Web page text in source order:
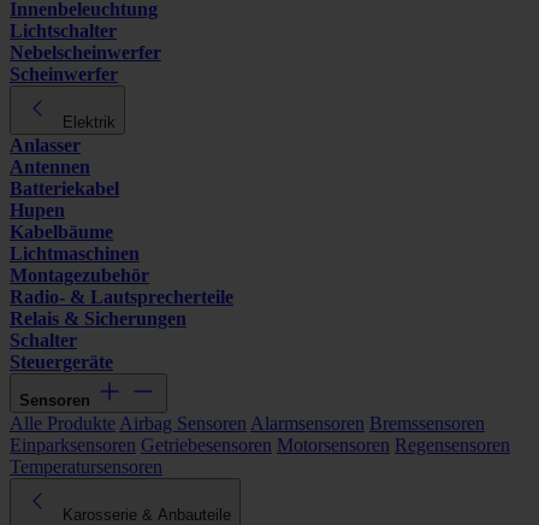
Innenbeleuchtung
Lichtschalter
Nebelscheinwerfer
Scheinwerfer
Elektrik
Anlasser
Antennen
Batteriekabel
Hupen
Kabelbäume
Lichtmaschinen
Montagezubehör
Radio- & Lautsprecherteile
Relais & Sicherungen
Schalter
Steuergeräte
Sensoren
Alle Produkte Airbag Sensoren Alarmsensoren Bremssensoren
Einparksensoren Getriebesensoren Motorsensoren Regensensoren
Temperatursensoren
Karosserie & Anbauteile